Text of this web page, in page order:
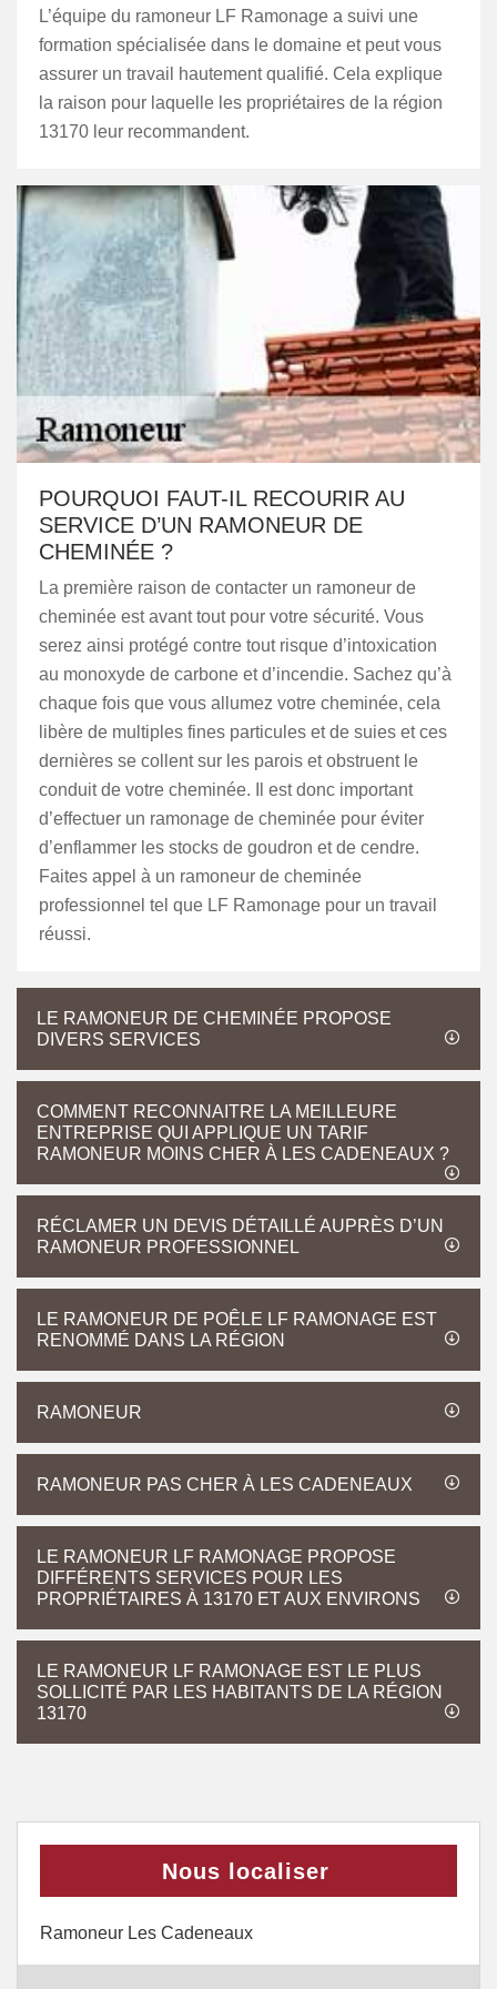
L’équipe du ramoneur LF Ramonage a suivi une
formation spécialisée dans le domaine et peut vous
assurer un travail hautement qualifié. Cela explique
la raison pour laquelle les propriétaires de la région
13170 leur recommandent.
POURQUOI FAUT-IL RECOURIR AU
SERVICE D’UN RAMONEUR DE
CHEMINÉE ?
La première raison de contacter un ramoneur de
cheminée est avant tout pour votre sécurité. Vous
serez ainsi protégé contre tout risque d’intoxication
au monoxyde de carbone et d’incendie. Sachez qu’à
chaque fois que vous allumez votre cheminée, cela
libère de multiples fines particules et de suies et ces
dernières se collent sur les parois et obstruent le
conduit de votre cheminée. Il est donc important
d’effectuer un ramonage de cheminée pour éviter
d’enflammer les stocks de goudron et de cendre.
Faites appel à un ramoneur de cheminée
professionnel tel que LF Ramonage pour un travail
réussi.
LE RAMONEUR DE CHEMINÉE PROPOSE
DIVERS SERVICES
COMMENT RECONNAITRE LA MEILLEURE
ENTREPRISE QUI APPLIQUE UN TARIF
RAMONEUR MOINS CHER À LES CADENEAUX ?
RÉCLAMER UN DEVIS DÉTAILLÉ AUPRÈS D’UN
RAMONEUR PROFESSIONNEL
LE RAMONEUR DE POÊLE LF RAMONAGE EST
RENOMMÉ DANS LA RÉGION
RAMONEUR
RAMONEUR PAS CHER À LES CADENEAUX
LE RAMONEUR LF RAMONAGE PROPOSE
DIFFÉRENTS SERVICES POUR LES
PROPRIÉTAIRES À 13170 ET AUX ENVIRONS
LE RAMONEUR LF RAMONAGE EST LE PLUS
SOLLICITÉ PAR LES HABITANTS DE LA RÉGION
13170
Nous localiser
Ramoneur Les Cadeneaux